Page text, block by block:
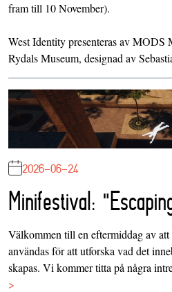
fram till 10 November).
West Identity presenteras av MODS
Rydals Museum, designad av
2026-06-24
Minifestival:
Välkommen till en eftermiddag av
användas för att utforska vad det
skapas. Vi kommer titta på några
>